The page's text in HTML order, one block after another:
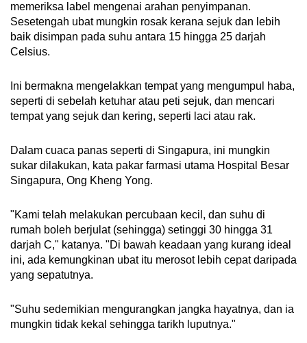
memeriksa label mengenai arahan penyimpanan.
Sesetengah ubat mungkin rosak kerana sejuk dan lebih
baik disimpan pada suhu antara 15 hingga 25 darjah
Celsius.
Ini bermakna mengelakkan tempat yang mengumpul haba,
seperti di sebelah ketuhar atau peti sejuk, dan mencari
tempat yang sejuk dan kering, seperti laci atau rak.
Dalam cuaca panas seperti di Singapura, ini mungkin
sukar dilakukan, kata pakar farmasi utama Hospital Besar
Singapura, Ong Kheng Yong.
"Kami telah melakukan percubaan kecil, dan suhu di
rumah boleh berjulat (sehingga) setinggi 30 hingga 31
darjah C," katanya. "Di bawah keadaan yang kurang ideal
ini, ada kemungkinan ubat itu merosot lebih cepat daripada
yang sepatutnya.
"Suhu sedemikian mengurangkan jangka hayatnya, dan ia
mungkin tidak kekal sehingga tarikh luputnya."